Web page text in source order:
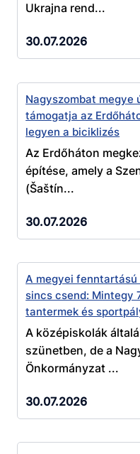
Ukrajna rend...
30.07.2026
Nagyszombat megye
támogatja az
legyen a biciklizés
Az Erdőháton
építése, amely a
(Šaštín...
30.07.2026
A megyei fenntartású
sincs csend: Mintegy
tantermek és
A középiskolák
szünetben, de a
Önkormányzat ...
30.07.2026